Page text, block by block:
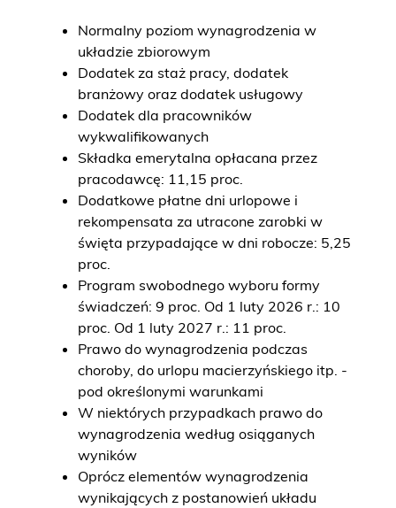
Normalny poziom wynagrodzenia w
układzie zbiorowym
Dodatek za staż pracy, dodatek
branżowy oraz dodatek usługowy
Dodatek dla pracowników
wykwalifikowanych
Składka emerytalna opłacana przez
pracodawcę: 11,15 proc.
Dodatkowe płatne dni urlopowe i
rekompensata za utracone zarobki w
święta przypadające w dni robocze: 5,25
proc.
Program swobodnego wyboru formy
świadczeń: 9 proc. Od 1 luty 2026 r.: 10
proc. Od 1 luty 2027 r.: 11 proc.
Prawo do wynagrodzenia podczas
choroby, do urlopu macierzyńskiego itp. -
pod określonymi warunkami
W niektórych przypadkach prawo do
wynagrodzenia według osiąganych
wyników
Oprócz elementów wynagrodzenia
wynikających z postanowień układu